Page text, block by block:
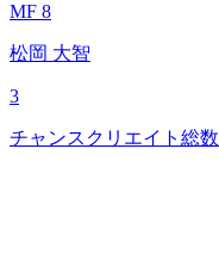
MF 8
松岡 大智
3
チャンスクリエイト総数